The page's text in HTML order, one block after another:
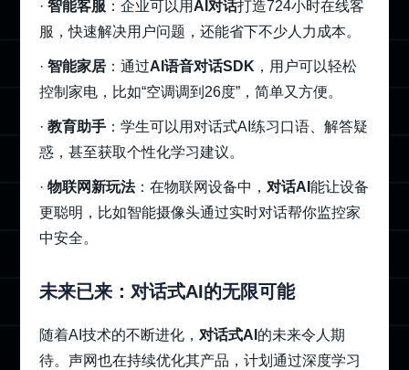
· 智能客服 ：企业可以用 AI对话打造724小时在线客
服，快速解决用户问题，还能省下不少人力成本。
· 智能家居：通过AI语音对话SDK ，用户可以轻松
控制家电，比如“空调调到26度”，简单又方便。
· 教育助手：学生可以用对话式AI练习口语、解答疑
惑，甚至获取个性化学习建议。
· 物联网新玩法：在物联网设备中， 对话AI 能让设备
更聪明，比如智能摄像头通过实时对话帮你监控家
中安全。
未来已来：对话式AI的无限可能
随着AI技术的不断进化， 对话式AI 的未来令人期
待。声网也在持续优化其产品，计划通过深度学习